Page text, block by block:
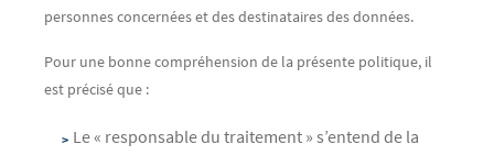
personnes concernées et des destinataires des données.
Pour une bonne compréhension de la présente politique, il
est précisé que :
Le « responsable du traitement » s’entend de la